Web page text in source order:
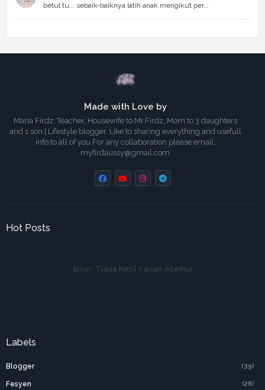
betul tu... sebaik-baiknya latih anak mengikut per...
Made with Love by
Maria Firdz: Teacher, Housewife to Mr.Firdz, Mom to 3 daughters
and 1 son | Lifestyle blogger, Like to sharing everything and usefull
info to all of you.For any collaboration please email:
myfirdaussy@gmail.com
Hot Posts
Error: Tiada hasil carian ditemui
Labels
Blogger (39)
Fesyen (28)